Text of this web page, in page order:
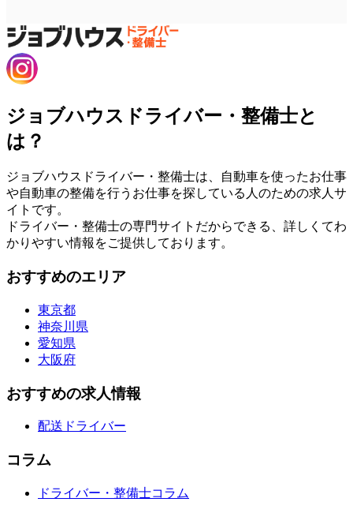
ジョブハウスドライバー・整備士と
は？
ジョブハウスドライバー・整備士は、自動車を使ったお仕事
や自動車の整備を行うお仕事を探している人のための求人サ
イトです。
ドライバー・整備士の専門サイトだからできる、詳しくてわ
かりやすい情報をご提供しております。
おすすめのエリア
東京都
神奈川県
愛知県
大阪府
おすすめの求人情報
配送ドライバー
コラム
ドライバー・整備士コラム